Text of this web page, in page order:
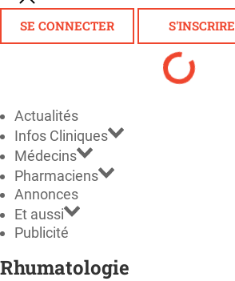
SE CONNECTER S'INSCRIRE
Actualités
Infos Cliniques
Médecins
Pharmaciens
Annonces
Et aussi
Publicité
Rhumatologie